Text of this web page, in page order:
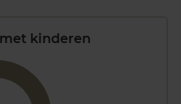
kinderen